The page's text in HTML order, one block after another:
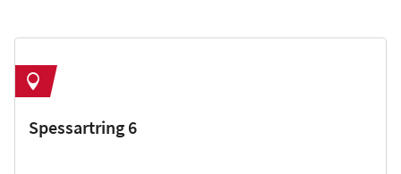
Spessartring 6